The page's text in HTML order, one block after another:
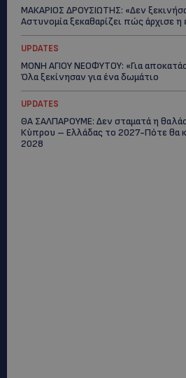
ΜΑΚΑΡΙΟΣ ΔΡΟΥΣΙΩΤΗΣ: «Δεν
Αστυνομία ξεκαθαρίζει πώς άρχισε η
UPDATES
ΜΟΝΗ ΑΓΙΟΥ ΝΕΟΦΥΤΟΥ: «Για
Όλα ξεκίνησαν για ένα δωμάτιο
UPDATES
ΘΑ ΣΑΛΠΑΡΟΥΜΕ: Δεν σταματά η
Κύπρου – Ελλάδας το 2027-Πότε θα
2028